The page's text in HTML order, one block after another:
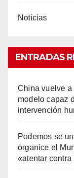
Noticias
ENTRADAS
China vuelve a
modelo capaz
intervención
Podemos se
organice el
«atentar